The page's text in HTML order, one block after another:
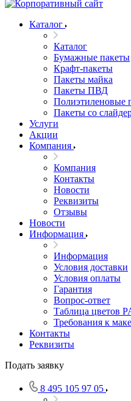
Каталог
Каталог
Бумажные пакеты
Крафт-пакеты
Пакеты майка
Пакеты ПВД
Полиэтиленовые
Пакеты со
Услуги
Акции
Компания
Компания
Контакты
Новости
Реквизиты
Отзывы
Новости
Информация
Информация
Условия доставки
Условия оплаты
Гарантия
Вопрос-ответ
Таблица цветов
Требования к
Контакты
Реквизиты
Подать заявку
8 495 105 97 05